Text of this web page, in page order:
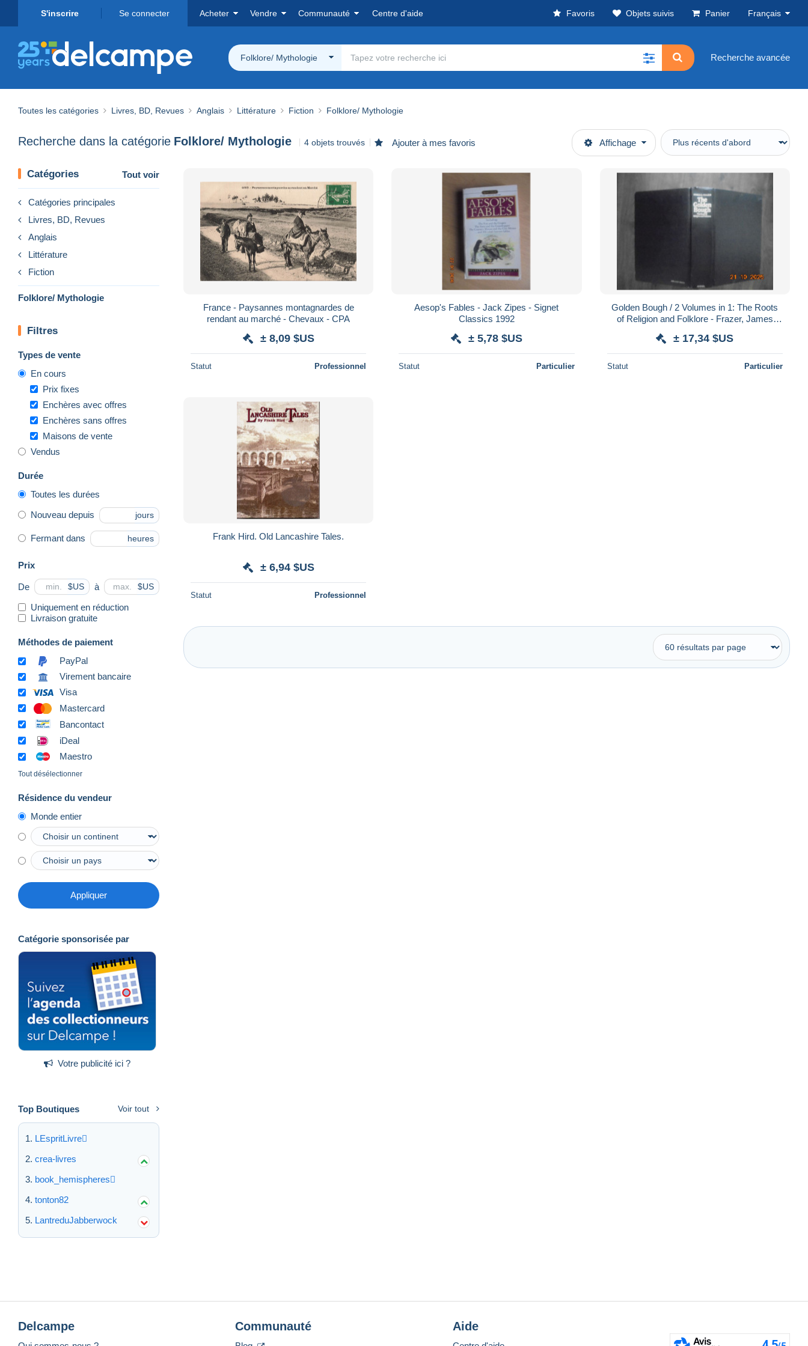
S'inscrire Se connecter Acheter Vendre Communauté Centre d'aide Favoris Objets suivis Panier Français
Folklore/ Mythologie Recherche avancée
Toutes les catégories Livres, BD, Revues Anglais Littérature Fiction Folklore/ Mythologie
Recherche dans la catégorie Folklore/ Mythologie 4 objets trouvés Ajouter à mes favoris Affichage
Catégories Tout voir
Catégories principales
Livres, BD, Revues
Anglais
Littérature
Fiction
Folklore/ Mythologie
Filtres
Types de vente
En cours
Prix fixes
Enchères avec offres
Enchères sans offres
Maisons de vente
Vendus
Durée
Toutes les durées
Nouveau depuis jours
Fermant dans heures
Prix
De $US à $US
Uniquement en réduction
Livraison gratuite
Méthodes de paiement
PayPal
Virement bancaire
Visa
Mastercard
Bancontact
iDeal
Maestro
Tout désélectionner
Résidence du vendeur
Monde entier
Appliquer
Catégorie sponsorisée par
Votre publicité ici ?
Top Boutiques Voir tout
LEspritLivre
crea-livres
book_hemispheres
tonton82
LantreduJabberwock
France - Paysannes montagnardes de
rendant au marché - Chevaux - CPA
± 8,09 $US
Statut Professionnel
Aesop's Fables - Jack Zipes - Signet
Classics 1992
± 5,78 $US
Statut Particulier
Golden Bough / 2 Volumes in 1: The Roots
of Religion and Folklore - Frazer, James
± 17,34 $US
Statut Particulier
Frank Hird. Old Lancashire Tales.
± 6,94 $US
Statut Professionnel
Delcampe Communauté Aide